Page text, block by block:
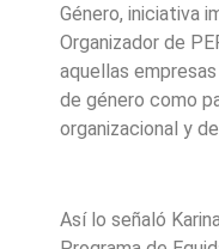
Género, iniciativa
Organizador de
aquellas
de género como
organizacional y
Así lo señaló